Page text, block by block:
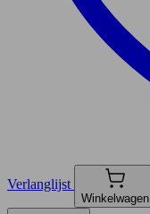
Verlanglijst
Winkelwagen